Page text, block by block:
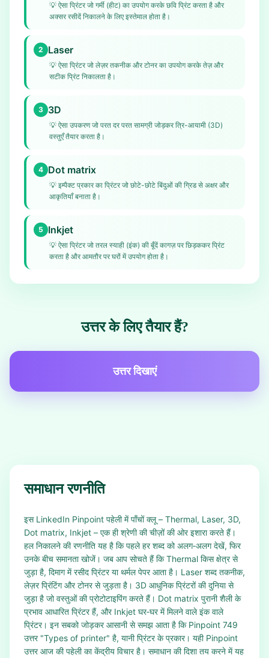
💡 ऐसा प्रिंटर जो गर्मी (हीट) का उपयोग करके छवि प्रिंट करता है और
अक्सर रसीदें निकालने के लिए इस्तेमाल होता है।
2 Laser
💡 ऐसा प्रिंटर जो लेज़र तकनीक और टोनर का उपयोग करके तेज़ और
सटीक प्रिंट निकालता है।
3 3D
💡 ऐसा उपकरण जो परत दर परत सामग्री जोड़कर त्रि-आयामी (3D)
वस्तुएँ तैयार करता है।
4 Dot matrix
💡 इम्पैक्ट प्रकार का प्रिंटर जो छोटे-छोटे बिंदुओं की ग्रिड से अक्षर और
आकृतियाँ बनाता है।
5 Inkjet
💡 ऐसा प्रिंटर जो तरल स्याही (इंक) की बूँदें कागज़ पर छिड़ककर प्रिंट
करता है और आमतौर पर घरों में उपयोग होता है।
उत्तर के लिए तैयार हैं?
उत्तर दिखाएं
समाधान रणनीति
इस LinkedIn Pinpoint पहेली में पाँचों क्लू – Thermal, Laser, 3D,
Dot matrix, Inkjet – एक ही श्रेणी की चीज़ों की ओर इशारा करते हैं।
हल निकालने की रणनीति यह है कि पहले हर शब्द को अलग‑अलग देखें, फिर
उनके बीच समानता खोजें। जब आप सोचते हैं कि Thermal किस क्षेत्र से
जुड़ा है, दिमाग में रसीद प्रिंटर या थर्मल पेपर आता है। Laser शब्द तकनीक,
लेज़र प्रिंटिंग और टोनर से जुड़ता है। 3D आधुनिक प्रिंटरों की दुनिया से
जुड़ा है जो वस्तुओं की प्रोटोटाइपिंग करते हैं। Dot matrix पुरानी शैली के
प्रभाव आधारित प्रिंटर हैं, और Inkjet घर‑घर में मिलने वाले इंक वाले
प्रिंटर। इन सबको जोड़कर आसानी से समझ आता है कि Pinpoint 749
उत्तर "Types of printer" है, यानी प्रिंटर के प्रकार। यही Pinpoint
उत्तर आज की पहेली का केंद्रीय विचार है। समाधान की दिशा तय करने में यह